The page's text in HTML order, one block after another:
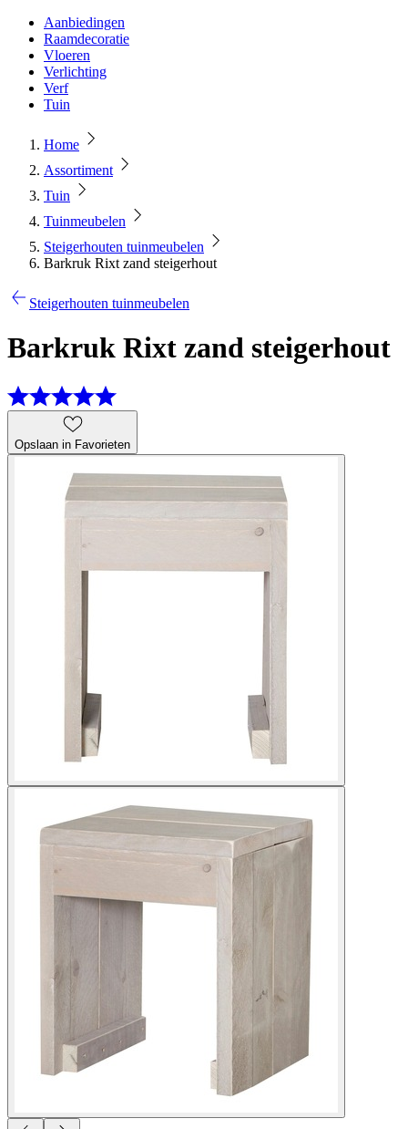
Aanbiedingen
Raamdecoratie
Vloeren
Verlichting
Verf
Tuin
Home
Assortiment
Tuin
Tuinmeubelen
Steigerhouten tuinmeubelen
Barkruk Rixt zand steigerhout
Steigerhouten tuinmeubelen
Barkruk Rixt zand steigerhout
Opslaan in Favorieten